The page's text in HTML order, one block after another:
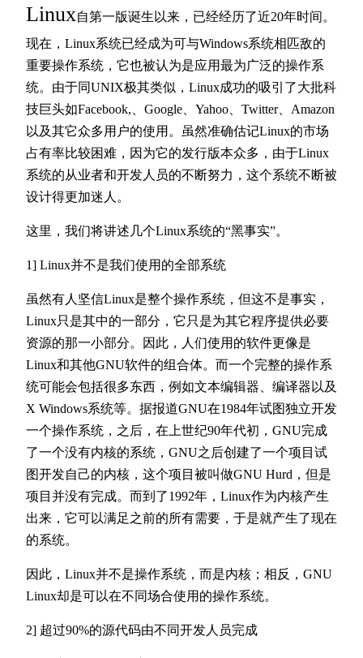
Linux自第一版诞生以来，已经经历了近20年时间。
现在，Linux系统已经成为可与Windows系统相匹敌的
重要操作系统，它也被认为是应用最为广泛的操作系
统。由于同UNIX极其类似，Linux成功的吸引了大批科
技巨头如Facebook,、Google、Yahoo、Twitter、Amazon
以及其它众多用户的使用。虽然准确估记Linux的市场
占有率比较困难，因为它的发行版本众多，由于Linux
系统的从业者和开发人员的不断努力，这个系统不断被
设计得更加迷人。
这里，我们将讲述几个Linux系统的“黑事实”。
1] Linux并不是我们使用的全部系统
虽然有人坚信Linux是整个操作系统，但这不是事实，
Linux只是其中的一部分，它只是为其它程序提供必要
资源的那一小部分。因此，人们使用的软件更像是
Linux和其他GNU软件的组合体。而一个完整的操作系
统可能会包括很多东西，例如文本编辑器、编译器以及
X Windows系统等。据报道GNU在1984年试图独立开发
一个操作系统，之后，在上世纪90年代初，GNU完成
了一个没有内核的系统，GNU之后创建了一个项目试
图开发自己的内核，这个项目被叫做GNU Hurd，但是
项目并没有完成。而到了1992年，Linux作为内核产生
出来，它可以满足之前的所有需要，于是就产生了现在
的系统。
因此，Linux并不是操作系统，而是内核；相反，GNU
Linux却是可以在不同场合使用的操作系统。
2] 超过90%的源代码由不同开发人员完成